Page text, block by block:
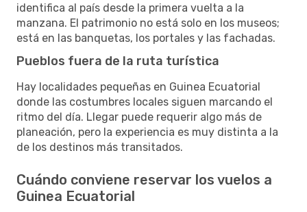
identifica al país desde la primera vuelta a la
manzana. El patrimonio no está solo en los museos;
está en las banquetas, los portales y las fachadas.
Pueblos fuera de la ruta turística
Hay localidades pequeñas en Guinea Ecuatorial
donde las costumbres locales siguen marcando el
ritmo del día. Llegar puede requerir algo más de
planeación, pero la experiencia es muy distinta a la
de los destinos más transitados.
Cuándo conviene reservar los vuelos a
Guinea Ecuatorial